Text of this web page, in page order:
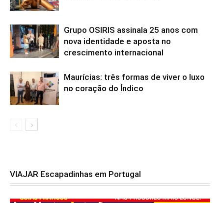
Grupo OSIRIS assinala 25 anos com
nova identidade e aposta no
crescimento internacional
Maurícias: três formas de viver o luxo
no coração do Índico
VIAJAR Escapadinhas em Portugal